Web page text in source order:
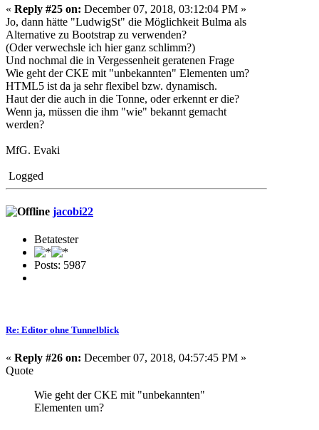
« Reply #25 on: December 07, 2018, 03:12:04 PM »
Jo, dann hätte "LudwigSt" die Möglichkeit Bulma als
Alternative zu Bootstrap zu verwenden?
(Oder verwechsle ich hier ganz schlimm?)
Und nochmal die in Vergessenheit geratenen Frage
Wie geht der CKE mit "unbekannten" Elementen um?
HTML5 ist da ja sehr flexibel bzw. dynamisch.
Haut der die auch in die Tonne, oder erkennt er die?
Wenn ja, müssen die ihm "wie" bekannt gemacht
werden?
MfG. Evaki
Logged
jacobi22
Betatester
Posts: 5987
Re: Editor ohne Tunnelblick
« Reply #26 on: December 07, 2018, 04:57:45 PM »
Quote
Wie geht der CKE mit "unbekannten"
Elementen um?